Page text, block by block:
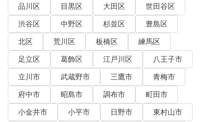
品川区
目黒区 大田区
世田谷区
渋谷区
中野区 杉並区
豊島区
北区
荒川区 板橋区
練馬区
足立区
葛飾区 江戸川区
八王子市
立川市
武蔵野市 三鷹市
青梅市
府中市
昭島市 調布市
町田市
小金井市
小平市 日野市
東村山市